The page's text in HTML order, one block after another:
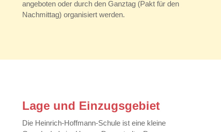
angeboten oder durch den Ganztag (Pakt für den
Nachmittag) organisiert werden.
Lage und Einzugsgebiet
Die Heinrich-Hoffmann-Schule ist eine kleine